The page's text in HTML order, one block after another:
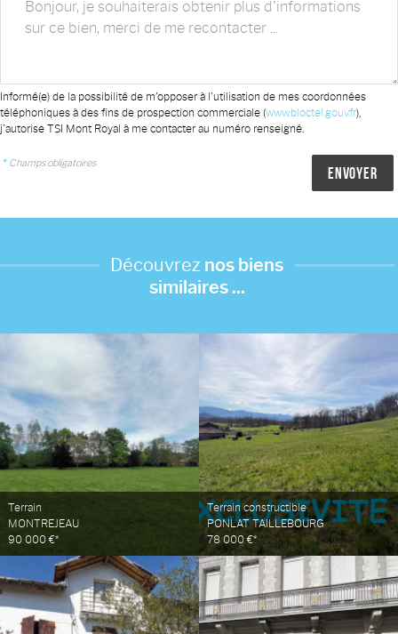
Informé(e) de la possibilité de m'opposer à l'utilisation de mes coordonnées
téléphoniques à des fins de prospection commerciale (www.bloctel.gouv.fr),
j'autorise TSI Mont Royal à me contacter au numéro renseigné.
* Champs obligatoires
Découvrez nos biens
similaires ...
Terrain
MONTREJEAU
90 000 €*
Terrain constructible
PONLAT TAILLEBOURG
78 000 €*